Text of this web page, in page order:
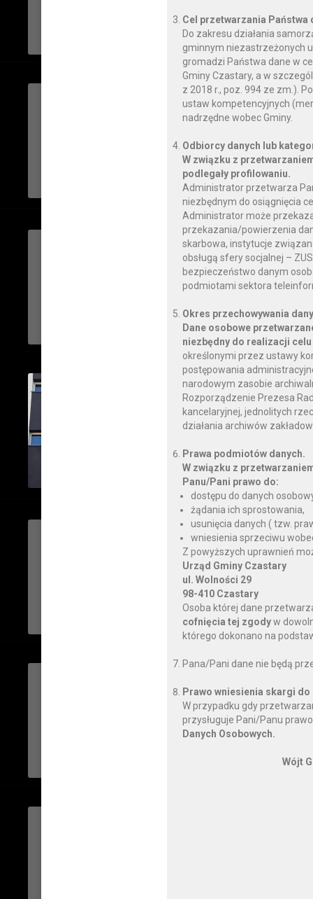
CZYTAJ DALEJ
piątek, 22 września 2023
Komunikat z dnia
ludzi
CZYTAJ DALEJ
piątek, 08 września 2023
KOMUNIKAT W
PRZEZNACZONEJ
CZYTAJ DALEJ
czwartek, 07 września 2023
„Termomodernizacja
publicznej wraz z
CZYTAJ DALEJ
środa, 06 września 2023
Starosta
CZYTAJ DALEJ
środa, 06 września 2023
Transmisja XLI Sesji
CZYTAJ DALEJ
Cel przetwarzania Państwa
Do zakresu działania
gminnym niezastrzeżonych
gromadzi Państwa dane w
Gminy Czastary, a w
z 2018 r., poz. 994 ze zm.).
ustaw kompetencyjnych
nadrzędne wobec Gminy.
Odbiorcy danych lub
W związku z
podlegały profilowaniu.
Administrator przetwarza
niezbędnym do osiągnięcia
Administrator może
przekazania/powierzenia
skarbowa, instytucje
obsługą sfery socjalnej –
bezpieczeństwo danym
podmiotami sektora
Okres przechowywania
Dane osobowe
niezbędny do realizacji
określonymi przez ustawy
postępowania
narodowym zasobie
Rozporządzenie Prezesa
kancelaryjnej, jednolitych
działania archiwów
Prawa podmiotów danych.
W związku z
Panu/Pani prawo do:
dostępu do danych
żądania ich sprostowania,
usunięcia danych ( tzw.
wniesienia sprzeciwu
Z powyższych uprawnień
Urząd Gminy Czastary
ul. Wolności 29
98-410 Czastary
Osoba której dane
cofnięcia tej zgodyw
którego dokonano na
Pana/Pani dane nie będą
Prawo wniesienia skargi
W przypadku gdy
przysługuje Pani/Panu
Danych Osobowych.
Wójt